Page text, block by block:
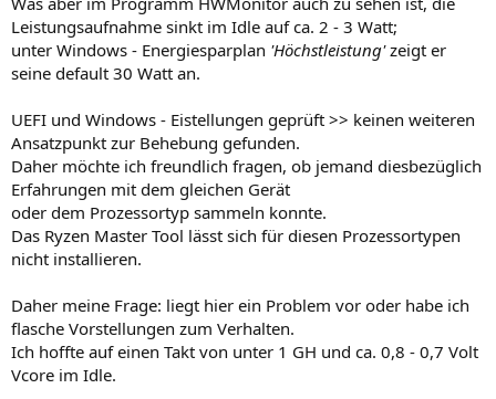
Leistungsaufnahme sinkt im Idle auf ca. 2 - 3 Watt;
unter Windows - Energiesparplan 'Höchstleistung'zeigt er
seine default 30 Watt an.
UEFI und Windows - Eistellungen geprüft >> keinen weiteren
Ansatzpunkt zur Behebung gefunden.
Daher möchte ich freundlich fragen, ob jemand diesbezüglich
Erfahrungen mit dem gleichen Gerät
oder dem Prozessortyp sammeln konnte.
Das Ryzen Master Tool lässt sich für diesen Prozessortypen
nicht installieren.
Daher meine Frage: liegt hier ein Problem vor oder habe ich
flasche Vorstellungen zum Verhalten.
Ich hoffte auf einen Takt von unter 1 GH und ca. 0,8 - 0,7 Volt
Vcore im Idle.